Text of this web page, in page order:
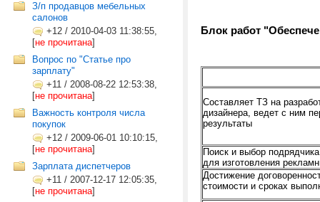
З/п продавцов мебельных
салонов
+12 / 2010-04-03 11:38:55,
[не прочитана]
Вопрос по "Статье про
зарплату"
+11 / 2008-08-22 12:53:38,
[не прочитана]
Важность контроля числа
покупок
+12 / 2009-06-01 10:10:15,
[не прочитана]
Зарплата диспетчеров
+11 / 2007-12-17 12:05:35,
[не прочитана]
Блок работ
Составляет ТЗ на
дизайнера, ведет с ним
результаты
Поиск и выбор
для изготовления
Достижение
стоимости и сроках